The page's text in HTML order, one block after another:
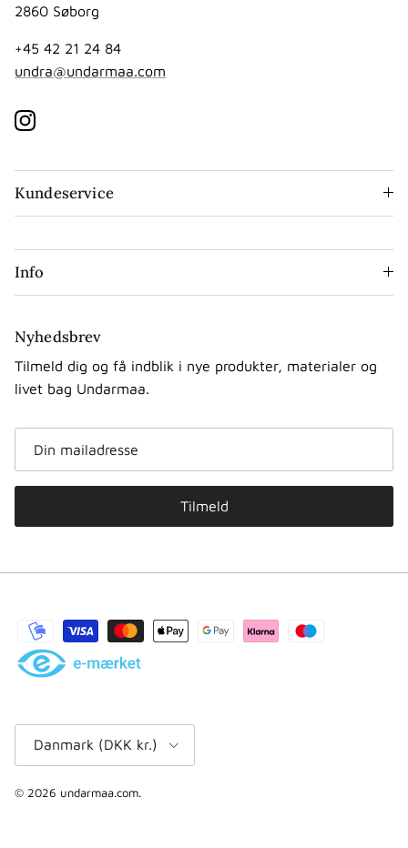
2860 Søborg
+45 42 21 24 84
undra@undarmaa.com
Instagram
Kundeservice
Info
Nyhedsbrev
Tilmeld dig og få indblik i nye produkter, materialer og
livet bag Undarmaa.
Tilmeld
Land/område
Danmark (DKK kr.)
© 2026 undarmaa.com.